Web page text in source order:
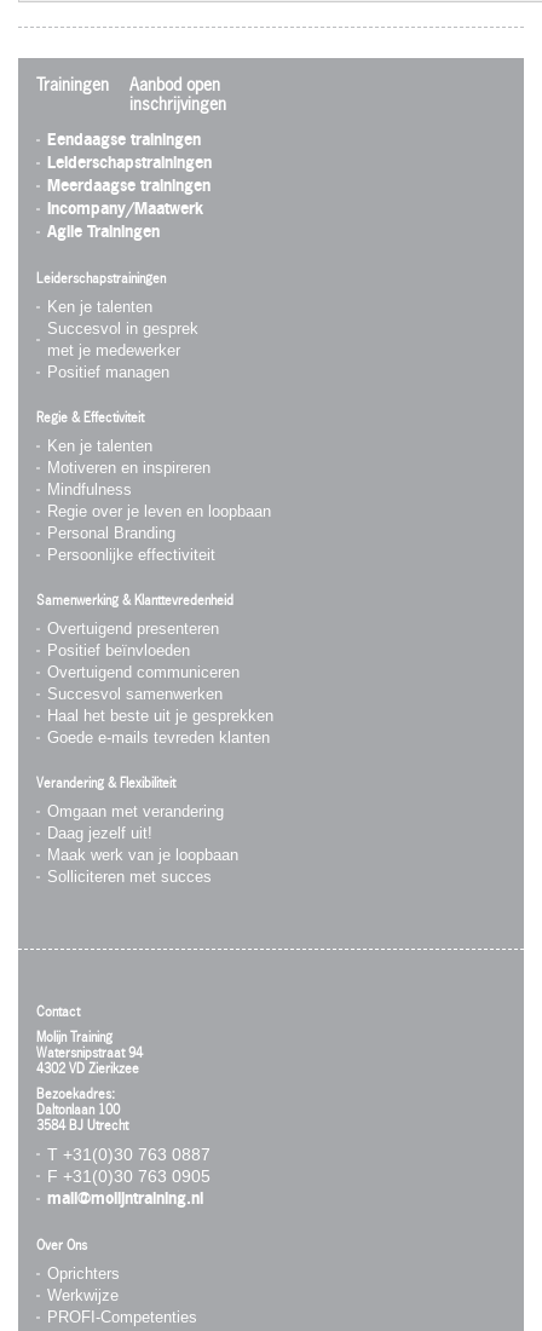
Trainingen
Aanbod open
inschrijvingen
Eendaagse trainingen
Leiderschapstrainingen
Meerdaagse trainingen
Incompany/Maatwerk
Agile Trainingen
Leiderschapstrainingen
Ken je talenten
Succesvol in gesprek
met je medewerker
Positief managen
Regie & Effectiviteit
Ken je talenten
Motiveren en inspireren
Mindfulness
Regie over je leven en loopbaan
Personal Branding
Persoonlijke effectiviteit
Samenwerking & Klanttevredenheid
Overtuigend presenteren
Positief beïnvloeden
Overtuigend communiceren
Succesvol samenwerken
Haal het beste uit je gesprekken
Goede e-mails tevreden klanten
Verandering & Flexibiliteit
Omgaan met verandering
Daag jezelf uit!
Maak werk van je loopbaan
Solliciteren met succes
Contact
Molijn Training
Watersnipstraat 94
4302 VD Zierikzee
Bezoekadres:
Daltonlaan 100
3584 BJ Utrecht
T +31(0)30 763 0887
F +31(0)30 763 0905
mail@molijntraining.nl
Over Ons
Oprichters
Werkwijze
PROFI-Competenties